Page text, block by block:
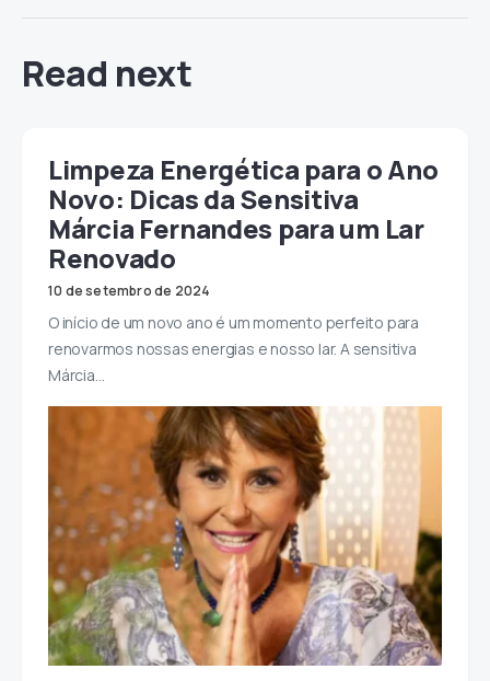
Read next
Limpeza Energética para o Ano
Novo: Dicas da Sensitiva
Márcia Fernandes para um Lar
Renovado
10 de setembro de 2024
O início de um novo ano é um momento perfeito para
renovarmos nossas energias e nosso lar. A sensitiva
Márcia…